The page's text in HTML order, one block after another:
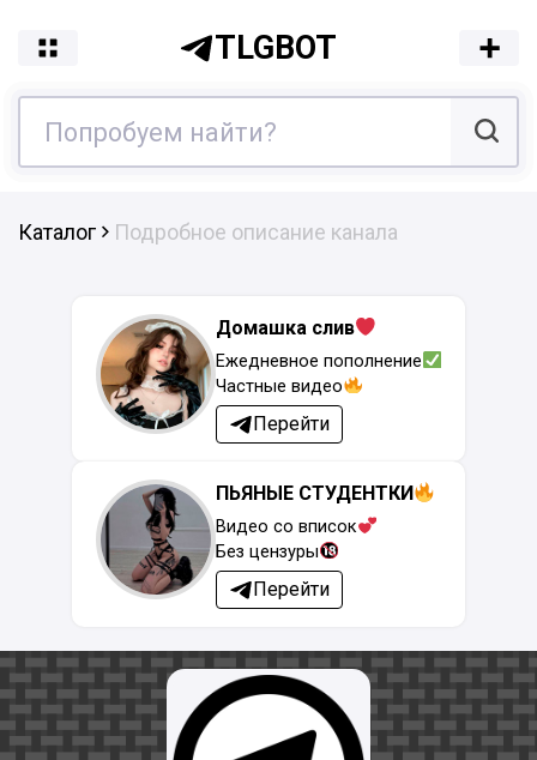
TLGBOT
Каталог Подробное описание канала
Домашка слив
Ежедневное пополнение
Частные видео
Перейти
ПЬЯНЫЕ СТУДЕНТКИ
Видео со вписок
Без цензуры
Перейти